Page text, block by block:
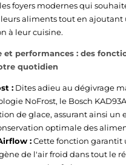
Oui
Oui
porte du
foyers modernes qui
aliments tout en ajoutant
à leur cuisine.
et performances : des
quotidien
: Dites adieu au dégivrage
NoFrost, le Bosch
de glace, assurant ainsi un
optimale des
:Cette fonction garantit
de l'air froid dans tout le